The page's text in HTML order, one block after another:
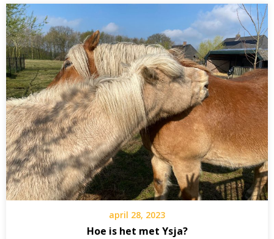
april 28, 2023
Hoe is het met Ysja?